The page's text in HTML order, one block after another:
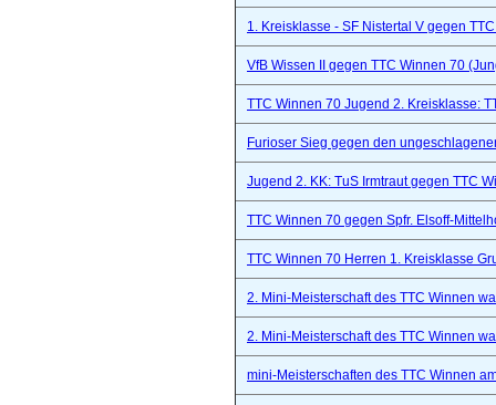
1. Kreisklasse - SF Nistertal V gegen
VfB Wissen II gegen TTC Winnen 70
TTC Winnen 70 Jugend 2. Kreisklasse:
Furioser Sieg gegen den
Jugend 2. KK: TuS Irmtraut gegen TTC
TTC Winnen 70 gegen Spfr. Elsoff-
TTC Winnen 70 Herren 1. Kreisklasse
2. Mini-Meisterschaft des TTC Winnen
2. Mini-Meisterschaft des TTC Winnen
mini-Meisterschaften des TTC Winnen